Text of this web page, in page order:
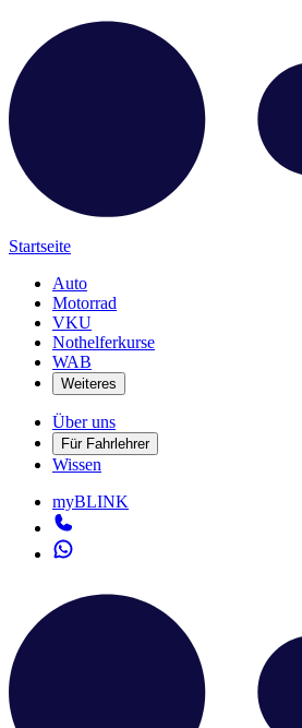
Startseite
Auto
Motorrad
VKU
Nothelferkurse
WAB
Weiteres
Über uns
Für Fahrlehrer
Wissen
myBLINK